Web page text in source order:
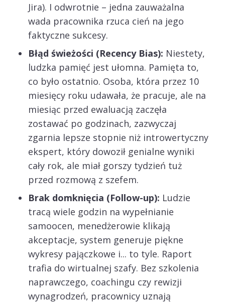
Jira). I odwrotnie – jedna zauważalna
wada pracownika rzuca cień na jego
faktyczne sukcesy.
Błąd świeżości (Recency Bias): Niestety,
ludzka pamięć jest ułomna. Pamięta to,
co było ostatnio. Osoba, która przez 10
miesięcy roku udawała, że pracuje, ale na
miesiąc przed ewaluacją zaczęła
zostawać po godzinach, zazwyczaj
zgarnia lepsze stopnie niż introwertyczny
ekspert, który dowoził genialne wyniki
cały rok, ale miał gorszy tydzień tuż
przed rozmową z szefem.
Brak domknięcia (Follow-up): Ludzie
tracą wiele godzin na wypełnianie
samoocen, menedżerowie klikają
akceptacje, system generuje piękne
wykresy pajączkowe i... to tyle. Raport
trafia do wirtualnej szafy. Bez szkolenia
naprawczego, coachingu czy rewizji
wynagrodzeń, pracownicy uznają